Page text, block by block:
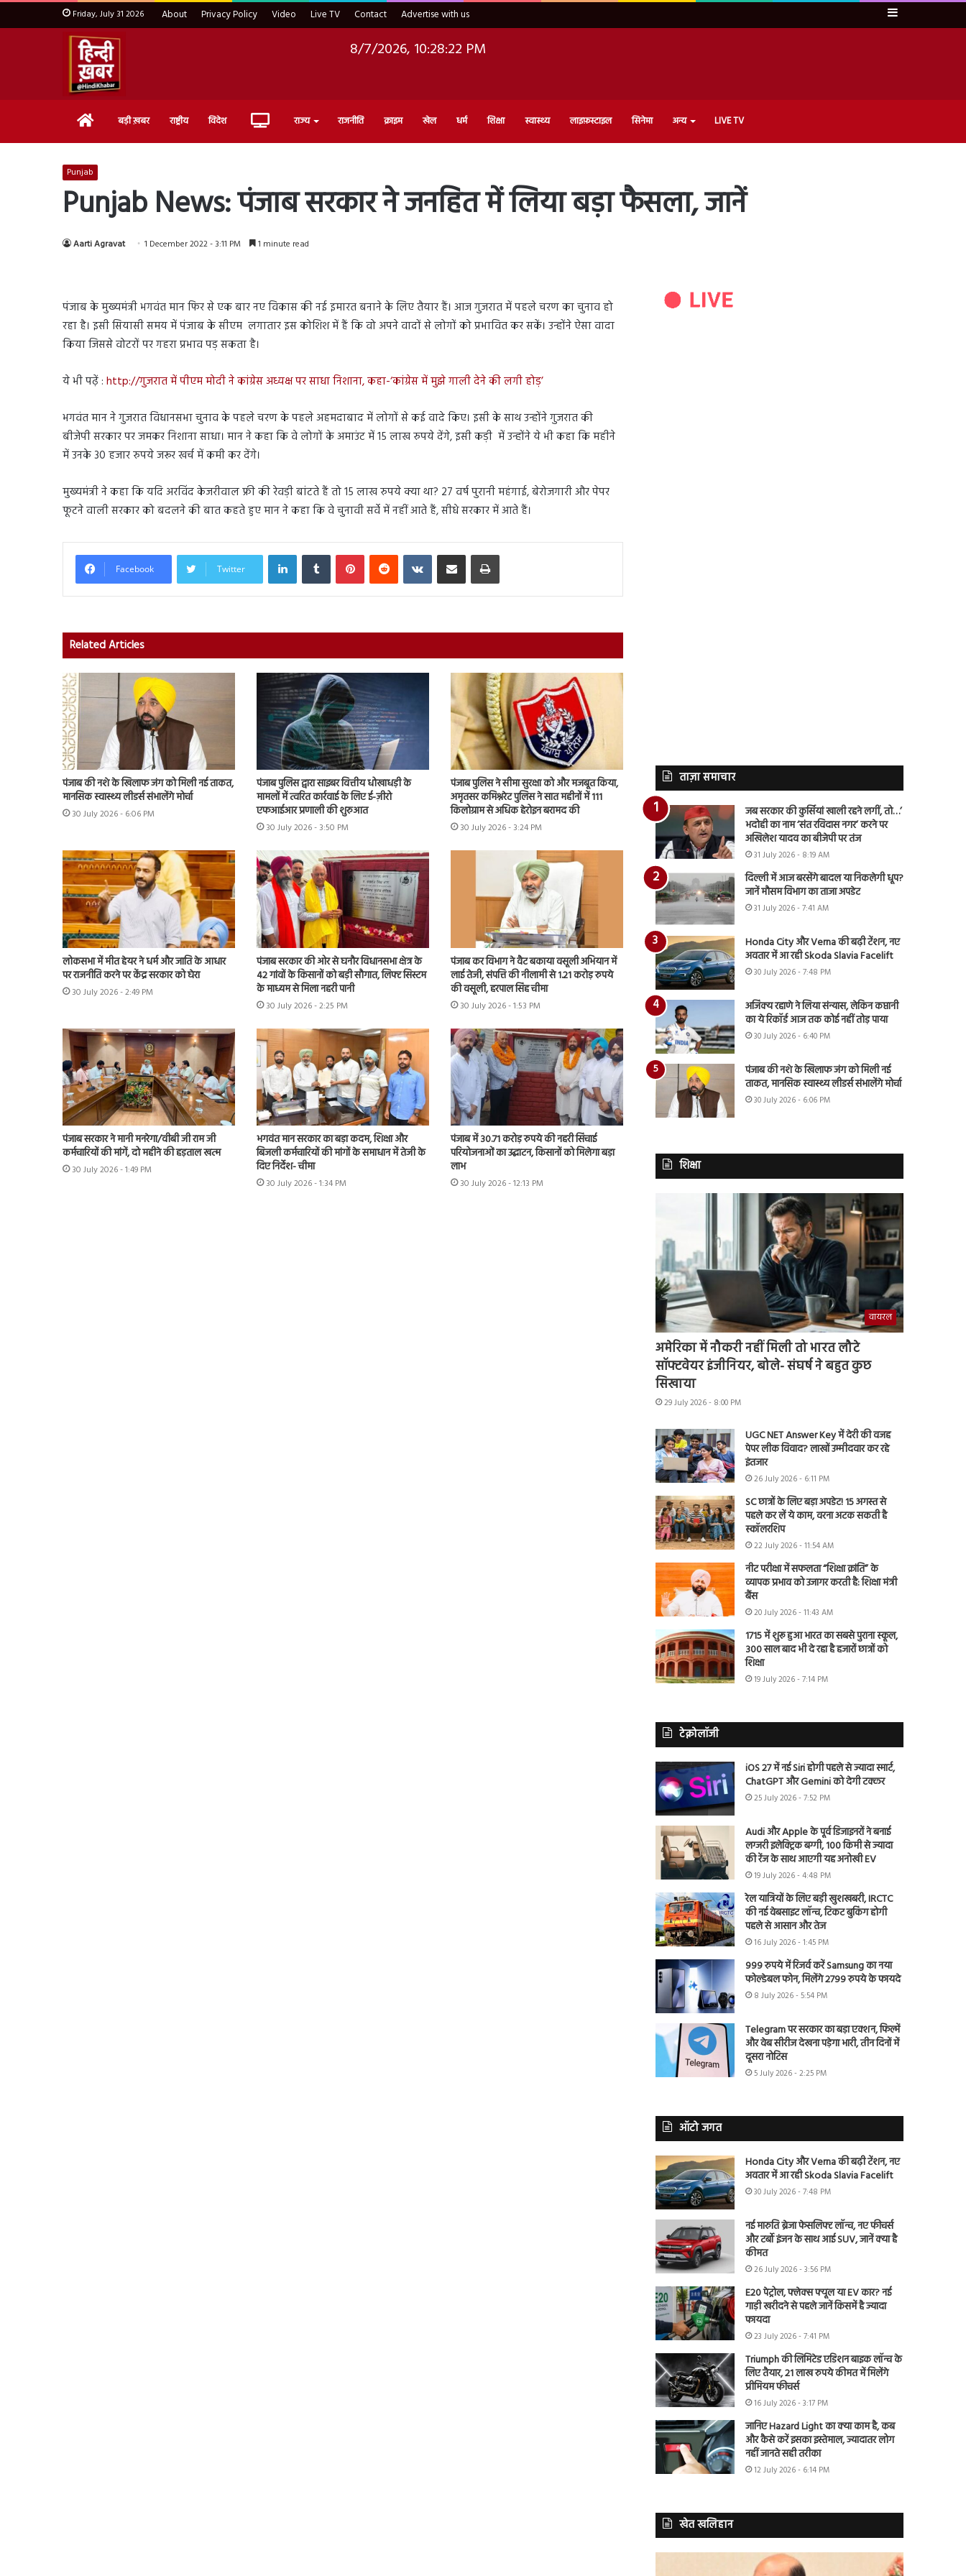
Friday, July 31 2026 About Privacy Policy Video Live TV Contact Advertise with us Sidebar
8/7/2026, 10:28:23 PM
Home बड़ी ख़बर राष्ट्रीय विदेश Live राज्य राजनीति क्राइम खेल धर्म शिक्षा स्वास्थ्य लाइफ़स्टाइल सिनेमा अन्य LIVE TV
Punjab
Punjab News: पंजाब सरकार ने जनहित में लिया बड़ा फैसला, जानें
Aarti Agravat 1 December 2022 - 3:11 PM 1 minute read
पंजाब के मुख्यमंत्री भगवंत मान फिर से एक बार नए विकास की नई इमारत बनाने के लिए तैयार हैं। आज गुजरात में पहले चरण का चुनाव हो
रहा है। इसी सियासी समय में पंजाब के सीएम लगातार इस कोशिश में हैं कि वो अपने वादों से लोगों को प्रभावित कर सकें। उन्होंने ऐसा वादा
किया जिससे वोटरों पर गहरा प्रभाव पड़ सकता है।
ये भी पढ़ें : http://गुजरात में पीएम मोदी ने कांग्रेस अध्यक्ष पर साधा निशाना, कहा-‘कांग्रेस में मुझे गाली देने की लगी होड़’
भगवंत मान ने गुजरात विधानसभा चुनाव के पहले चरण के पहले अहमदाबाद में लोगों से कई वादे किए। इसी के साथ उन्होंने गुजरात की
बीजेपी सरकार पर जमकर निशाना साधा। मान ने कहा कि वे लोगों के अमाउंट में 15 लाख रुपये देंगे, इसी कड़ी में उन्होंने ये भी कहा कि महीने
में उनके 30 हजार रुपये जरूर खर्च में कमी कर देंगे।
मुख्यमंत्री ने कहा कि यदि अरविंद केजरीवाल फ्री की रेवड़ी बांटते हैं तो 15 लाख रुपये क्या था? 27 वर्ष पुरानी महंगाई, बेरोजगारी और पेपर
फूटने वाली सरकार को बदलने की बात कहते हुए मान ने कहा कि वे चुनावी सर्वे में नहीं आते हैं, सीधे सरकार में आते हैं।
Facebook Twitter
LinkedInTumblr PinterestReddit VKontakteShare via Email Print
Related Articles
पंजाब की नशे के खिलाफ जंग को मिली नई ताकत,
मानसिक स्वास्थ्य लीडर्स संभालेंगे मोर्चा
30 July 2026 - 6:06 PM
पंजाब पुलिस द्वारा साइबर वित्तीय धोखाधड़ी के
मामलों में त्वरित कार्रवाई के लिए ई-ज़ीरो
एफआईआर प्रणाली की शुरुआत
30 July 2026 - 3:50 PM
पंजाब पुलिस ने सीमा सुरक्षा को और मजबूत किया,
अमृतसर कमिश्नरेट पुलिस ने सात महीनों में 111
किलोग्राम से अधिक हेरोइन बरामद की
30 July 2026 - 3:24 PM
लोकसभा में मीत हेयर ने धर्म और जाति के आधार
पर राजनीति करने पर केंद्र सरकार को घेरा
30 July 2026 - 2:49 PM
पंजाब सरकार की ओर से घनौर विधानसभा क्षेत्र के
42 गांवों के किसानों को बड़ी सौगात, लिफ्ट सिस्टम
के माध्यम से मिला नहरी पानी
30 July 2026 - 2:25 PM
पंजाब कर विभाग ने वैट बकाया वसूली अभियान में
लाई तेजी, संपत्ति की नीलामी से 1.21 करोड़ रुपये
की वसूली, हरपाल सिंह चीमा
30 July 2026 - 1:53 PM
पंजाब सरकार ने मानी मनरेगा/वीबी जी राम जी
कर्मचारियों की मांगें, दो महीने की हड़ताल खत्म
30 July 2026 - 1:49 PM
भगवंत मान सरकार का बड़ा कदम, शिक्षा और
बिजली कर्मचारियों की मांगों के समाधान में तेजी के
दिए निर्देश- चीमा
30 July 2026 - 1:34 PM
पंजाब में 30.71 करोड़ रुपये की नहरी सिंचाई
परियोजनाओं का उद्घाटन, किसानों को मिलेगा बड़ा
लाभ
30 July 2026 - 12:13 PM
ताज़ा समाचार
जब सरकार की कुर्सियां खाली रहने लगीं, तो…’
भदोही का नाम ‘संत रविदास नगर’ करने पर
अखिलेश यादव का बीजेपी पर तंज
31 July 2026 - 8:19 AM
दिल्ली में आज बरसेंगे बादल या निकलेगी धूप?
जानें मौसम विभाग का ताजा अपडेट
31 July 2026 - 7:41 AM
Honda City और Verna की बढ़ी टेंशन, नए
अवतार में आ रही Skoda Slavia Facelift
30 July 2026 - 7:48 PM
अजिंक्य रहाणे ने लिया संन्यास, लेकिन कप्तानी
का ये रिकॉर्ड आज तक कोई नहीं तोड़ पाया
30 July 2026 - 6:40 PM
पंजाब की नशे के खिलाफ जंग को मिली नई
ताकत, मानसिक स्वास्थ्य लीडर्स संभालेंगे मोर्चा
30 July 2026 - 6:06 PM
शिक्षा
वायरल
अमेरिका में नौकरी नहीं मिली तो भारत लौटे
सॉफ्टवेयर इंजीनियर, बोले- संघर्ष ने बहुत कुछ
सिखाया
29 July 2026 - 8:00 PM
UGC NET Answer Key में देरी की वजह
पेपर लीक विवाद? लाखों उम्मीदवार कर रहे
इंतजार
26 July 2026 - 6:11 PM
SC छात्रों के लिए बड़ा अपडेट! 15 अगस्त से
पहले कर लें ये काम, वरना अटक सकती है
स्कॉलरशिप
22 July 2026 - 11:54 AM
नीट परीक्षा में सफलता “शिक्षा क्रांति” के
व्यापक प्रभाव को उजागर करती है: शिक्षा मंत्री
बैंस
20 July 2026 - 11:43 AM
1715 में शुरू हुआ भारत का सबसे पुराना स्कूल,
300 साल बाद भी दे रहा है हजारों छात्रों को
शिक्षा
19 July 2026 - 7:14 PM
टेक्नोलॉजी
iOS 27 में नई Siri होगी पहले से ज्यादा स्मार्ट,
ChatGPT और Gemini को देगी टक्कर
25 July 2026 - 7:52 PM
Audi और Apple के पूर्व डिजाइनरों ने बनाई
लग्जरी इलेक्ट्रिक बग्गी, 100 किमी से ज्यादा
की रेंज के साथ आएगी यह अनोखी EV
19 July 2026 - 4:48 PM
रेल यात्रियों के लिए बड़ी खुशखबरी, IRCTC
की नई वेबसाइट लॉन्च, टिकट बुकिंग होगी
पहले से आसान और तेज
16 July 2026 - 1:45 PM
999 रुपये में रिजर्व करें Samsung का नया
फोल्डेबल फोन, मिलेंगे 2799 रुपये के फायदे
8 July 2026 - 5:54 PM
Telegram पर सरकार का बड़ा एक्शन, फिल्में
और वेब सीरीज देखना पड़ेगा भारी, तीन दिनों में
दूसरा नोटिस
5 July 2026 - 2:25 PM
ऑटो जगत
Honda City और Verna की बढ़ी टेंशन, नए
अवतार में आ रही Skoda Slavia Facelift
30 July 2026 - 7:48 PM
नई मारुति ब्रेजा फेसलिफ्ट लॉन्च, नए फीचर्स
और टर्बो इंजन के साथ आई SUV, जानें क्या है
कीमत
26 July 2026 - 3:56 PM
E20 पेट्रोल, फ्लेक्स फ्यूल या EV कार? नई
गाड़ी खरीदने से पहले जानें किसमें है ज्यादा
फायदा
23 July 2026 - 7:41 PM
Triumph की लिमिटेड एडिशन बाइक लॉन्च के
लिए तैयार, 21 लाख रुपये कीमत में मिलेंगे
प्रीमियम फीचर्स
16 July 2026 - 3:17 PM
जानिए Hazard Light का क्या काम है, कब
और कैसे करें इसका इस्तेमाल, ज्यादातर लोग
नहीं जानते सही तरीका
12 July 2026 - 6:14 PM
खेत खलिहान